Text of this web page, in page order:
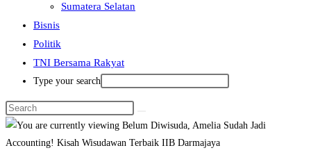
Sumatera Selatan
Bisnis
Politik
TNI Bersama Rakyat
Type your search